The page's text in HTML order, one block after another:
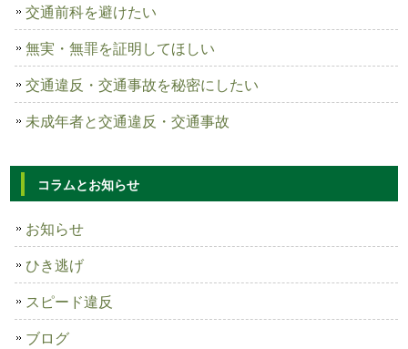
交通前科を避けたい
無実・無罪を証明してほしい
交通違反・交通事故を秘密にしたい
未成年者と交通違反・交通事故
コラムとお知らせ
お知らせ
ひき逃げ
スピード違反
ブログ